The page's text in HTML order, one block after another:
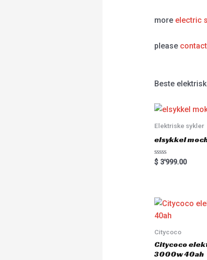
more electric
please
Beste
Elektriske sykler
elsykkel
Rated
0
$3'999.00
Citycoco
Citycoco
3000w 40ah